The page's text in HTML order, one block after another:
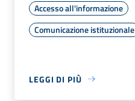
Accesso all'informazione
Comunicazione istituzionale
LEGGI DI PIÙ